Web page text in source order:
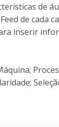
de
de cada
inserir